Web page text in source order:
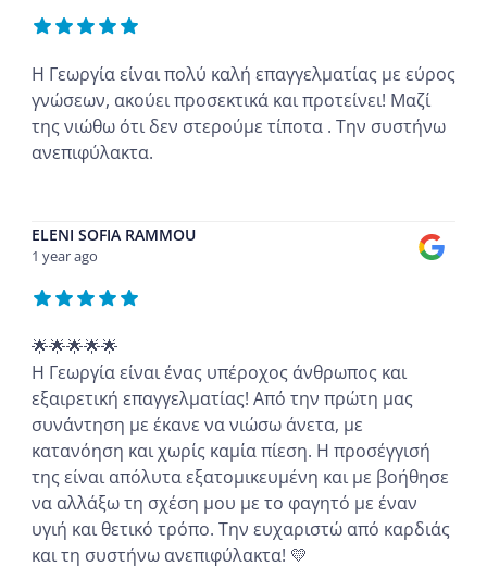
Η Γεωργία είναι πολύ καλή επαγγελματίας με εύρος
γνώσεων, ακούει προσεκτικά και προτείνει! Μαζί
της νιώθω ότι δεν στερούμε τίποτα . Την συστήνω
ανεπιφύλακτα.
ELENI SOFIA RAMMOU
1 year ago
🌟🌟🌟🌟🌟
Η Γεωργία είναι ένας υπέροχος άνθρωπος και
εξαιρετική επαγγελματίας! Από την πρώτη μας
συνάντηση με έκανε να νιώσω άνετα, με
κατανόηση και χωρίς καμία πίεση. Η προσέγγισή
της είναι απόλυτα εξατομικευμένη και με βοήθησε
να αλλάξω τη σχέση μου με το φαγητό με έναν
υγιή και θετικό τρόπο. Την ευχαριστώ από καρδιάς
και τη συστήνω ανεπιφύλακτα! 💛